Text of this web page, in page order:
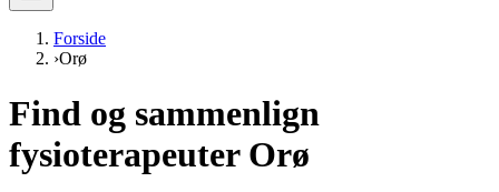
Forside
›Orø
Find og sammenlign
fysioterapeuter Orø